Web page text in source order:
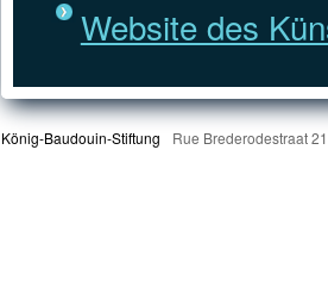
Website des
König-Baudouin-Stiftung Rue Brederodestraat